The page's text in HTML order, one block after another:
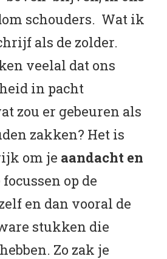
schouders. Wat ik
als de zolder.
veelal dat ons
in pacht
zou er gebeuren als
zakken? Het is
om je aandacht en
focussen op de
en dan vooral de
stukken die
Zo zak je